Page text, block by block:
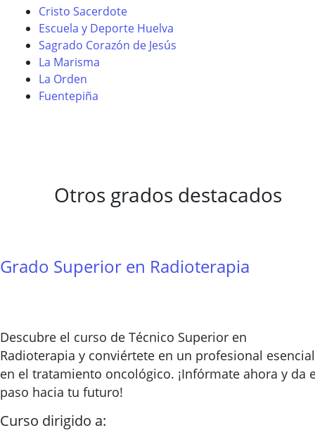
Cristo Sacerdote
Escuela y Deporte Huelva
Sagrado Corazón de Jesús
La Marisma
La Orden
Fuentepiña
Otros grados destacados
Grado Superior en Radioterapia
Descubre el curso de Técnico Superior en
Radioterapia y conviértete en un profesional esencial
en el tratamiento oncológico. ¡Infórmate ahora y da
paso hacia tu futuro!
Curso dirigido a: